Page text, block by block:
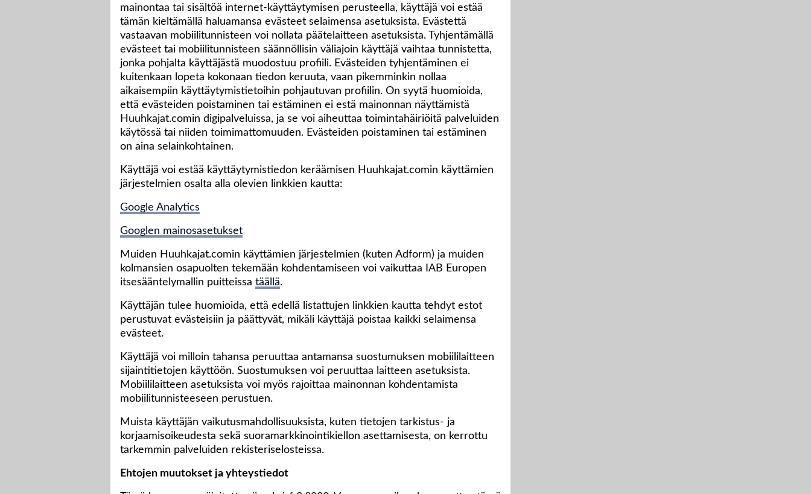
mainontaa tai sisältöä internet-käyttäytymisen perusteella, käyttäjä voi estää
tämän kieltämällä haluamansa evästeet selaimensa asetuksista. Evästettä
vastaavan mobiilitunnisteen voi nollata päätelaitteen asetuksista. Tyhjentämällä
evästeet tai mobiilitunnisteen säännöllisin väliajoin käyttäjä vaihtaa tunnistetta,
jonka pohjalta käyttäjästä muodostuu profiili. Evästeiden tyhjentäminen ei
kuitenkaan lopeta kokonaan tiedon keruuta, vaan pikemminkin nollaa
aikaisempiin käyttäytymistietoihin pohjautuvan profiilin. On syytä huomioida,
että evästeiden poistaminen tai estäminen ei estä mainonnan näyttämistä
Huuhkajat.comin digipalveluissa, ja se voi aiheuttaa toimintahäiriöitä palveluiden
käytössä tai niiden toimimattomuuden. Evästeiden poistaminen tai estäminen
on aina selainkohtainen.
Käyttäjä voi estää käyttäytymistiedon keräämisen Huuhkajat.comin käyttämien
järjestelmien osalta alla olevien linkkien kautta:
Google Analytics
Googlen mainosasetukset
Muiden Huuhkajat.comin käyttämien järjestelmien (kuten Adform) ja muiden
kolmansien osapuolten tekemään kohdentamiseen voi vaikuttaa IAB Europen
itsesääntelymallin puitteissa täällä.
Käyttäjän tulee huomioida, että edellä listattujen linkkien kautta tehdyt estot
perustuvat evästeisiin ja päättyvät, mikäli käyttäjä poistaa kaikki selaimensa
evästeet.
Käyttäjä voi milloin tahansa peruuttaa antamansa suostumuksen mobiililaitteen
sijaintitietojen käyttöön. Suostumuksen voi peruuttaa laitteen asetuksista.
Mobiililaitteen asetuksista voi myös rajoittaa mainonnan kohdentamista
mobiilitunnisteeseen perustuen.
Muista käyttäjän vaikutusmahdollisuuksista, kuten tietojen tarkistus- ja
korjaamisoikeudesta sekä suoramarkkinointikiellon asettamisesta, on kerrottu
tarkemmin palveluiden rekisteriselosteissa.
Ehtojen muutokset ja yhteystiedot